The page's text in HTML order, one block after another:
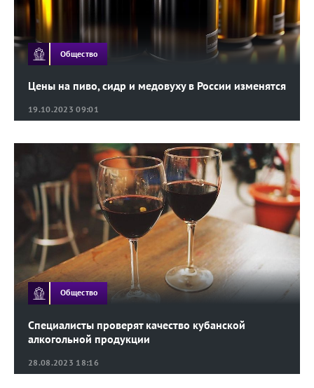
19.10.2023 09:01
Цены на пиво, сидр и медовуху в России изменятся
Общество
28.08.2023 18:16
Специалисты проверят качество кубанской
алкогольной продукции
Общество